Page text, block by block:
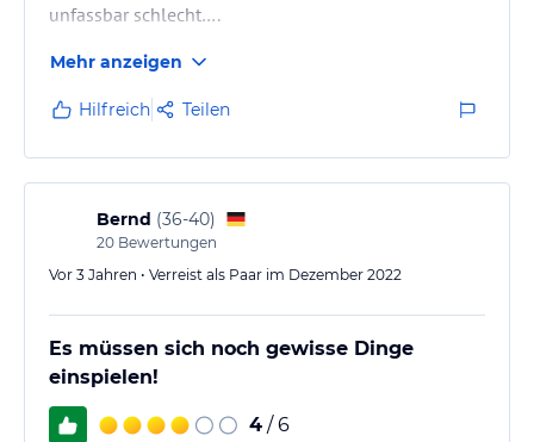
unfassbar schlecht….
Mehr anzeigen
Hilfreich Teilen
Bernd (36-40)
20 Bewertungen
Vor 3 Jahren • Verreist als Paar im Dezember 2022
Es müssen sich noch gewisse Dinge
einspielen!
4 / 6